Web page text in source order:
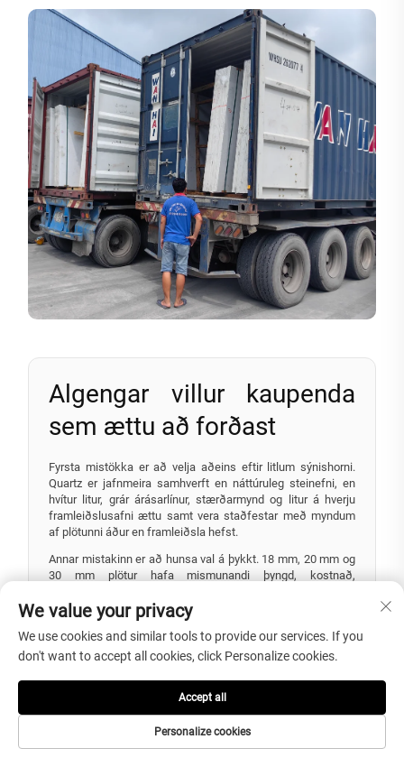
Algengar villur kaupenda
sem ættu að forðast
Fyrsta mistökka er að velja aðeins eftir litlum sýnishorni.
Quartz er jafnmeira samhverft en náttúruleg steinefni, en
hvítur litur, grár árásarlínur, stærðarmynd og litur á hverju
framleiðslusafni ættu samt vera staðfestar með myndum
af plötunni áður en framleiðsla hefst.
Annar mistakinn er að hunsa val á þykkt. 18 mm, 20 mm og
30 mm plötur hafa mismunandi þyngd, kostnað,
uppsetningarskortum eða óþarfa kostnað.
Þriðji mistakinn er að senda ófullkomnar teikningar.
Skálholur, hana-holur, opnir fyrir eldhússplötur, brúnargestur,
mál fyrir bakvögg, radíus yfirborðs, og merkingar á
herbergjum ættu að vera staðfestar áður en klippað er.
hituþolvan efni. Kvarts býður upp á góða hituþol, en mjög
We value your privacy
We use cookies and similar tools to provide our services. If you
don't want to accept all cookies, click Personalize cookies.
Personalize cookies
Accept all